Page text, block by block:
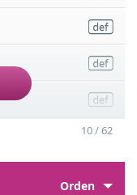
10 / 62
Orden